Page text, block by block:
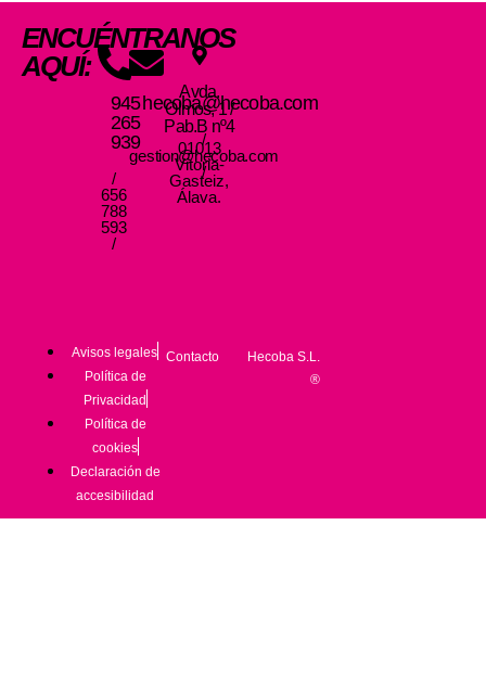
ENCUÉNTRANOS
AQUÍ:
945
265
939
/
656
788
593
/
hecoba@hecoba.com
/
gestion@hecoba.com
/
Avda.
Olmos, 1 /
Pab.B nº4
01013
Vitoria-
Gasteiz,
Álava.
Avisos legales
Política de
Privacidad
Política de
cookies
Declaración de
accesibilidad
Contacto
Hecoba S.L.
®